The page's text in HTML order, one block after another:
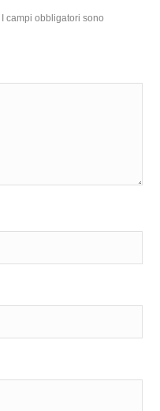
I campi obbligatori sono